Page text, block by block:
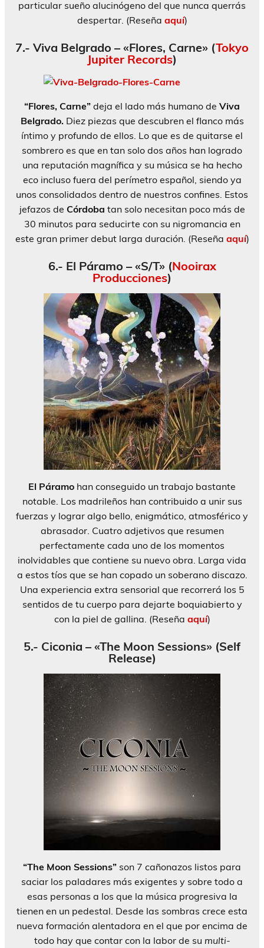
particular sueño alucinógeno del que nunca querrás
despertar. (Reseña aquí)
7.- Viva Belgrado – «Flores, Carne» (Tokyo
Jupiter Records)
“Flores, Carne” deja el lado más humano de Viva
Belgrado. Diez piezas que descubren el flanco más
íntimo y profundo de ellos. Lo que es de quitarse el
sombrero es que en tan solo dos años han logrado
una reputación magnífica y su música se ha hecho
eco incluso fuera del perímetro español, siendo ya
unos consolidados dentro de nuestros confines. Estos
jefazos de Córdoba tan solo necesitan poco más de
30 minutos para seducirte con su nigromancia en
este gran primer debut larga duración. (Reseña aquí)
6.- El Páramo – «S/T» (Nooirax
Producciones)
El Páramo han conseguido un trabajo bastante
notable. Los madrileños han contribuido a unir sus
fuerzas y lograr algo bello, enigmático, atmosférico y
abrasador. Cuatro adjetivos que resumen
perfectamente cada uno de los momentos
inolvidables que contiene su nuevo obra. Larga vida
a estos tíos que se han copado un soberano discazo.
Una experiencia extra sensorial que recorrerá los 5
sentidos de tu cuerpo para dejarte boquiabierto y
con la piel de gallina. (Reseña aquí)
5.- Ciconia – «The Moon Sessions» (Self
Release)
“The Moon Sessions” son 7 cañonazos listos para
saciar los paladares más exigentes y sobre todo a
esas personas a los que la música progresiva la
tienen en un pedestal. Desde las sombras crece esta
nueva formación alentadora en el que por encima de
todo hay que contar con la labor de su multi-